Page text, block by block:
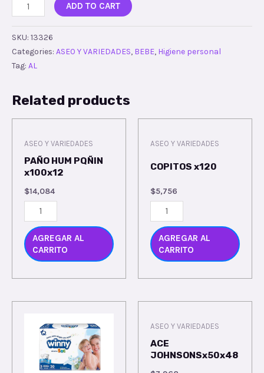
ADD TO CART
SKU: 13326
Categories: ASEO Y VARIEDADES, BEBE, Higiene personal
Tag: AL
Related products
ASEO Y VARIEDADES
PAÑO HUM PQÑIN
x100x12
$14,084
AGREGAR AL
CARRITO
ASEO Y VARIEDADES
COPITOS x120
$5,756
AGREGAR AL
CARRITO
ASEO Y VARIEDADES
ACE
JOHNSONSx50x48